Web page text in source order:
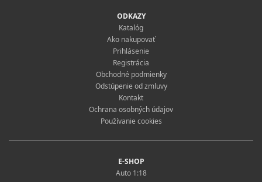
ODKAZY
Katalóg
Ako nakupovať
Prihlásenie
Registrácia
Obchodné podmienky
Odstúpenie od zmluvy
Kontakt
Ochrana osobných údajov
Používanie cookies
E-SHOP
Auto 1:18